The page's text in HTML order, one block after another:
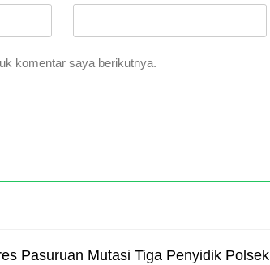
komentar saya berikutnya.
Pasuruan Mutasi Tiga Penyidik Polsek